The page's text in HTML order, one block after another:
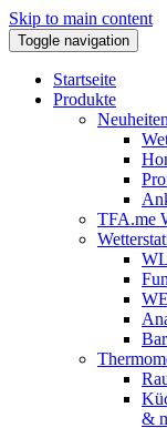
Skip to main content
Toggle navigation
Startseite
Produkte
Neuheiten
TFA.me
&